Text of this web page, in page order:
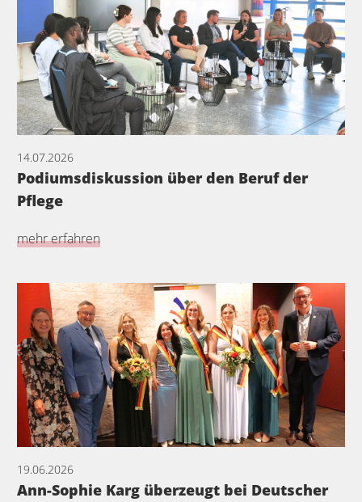
14.07.2026
Podiumsdiskussion über den Beruf der
Pflege
mehr erfahren
19.06.2026
Ann-Sophie Karg überzeugt bei Deutscher